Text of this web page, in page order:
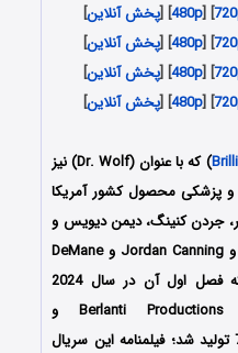
] [
480p
] [پخش آنلاین]
] [
480p
] [پخش آنلاین]
] [
480p
] [پخش آنلاین]
] [
480p
] [پخش آنلاین]
) که با عنوان (Dr. Wolf) نیز
و پزشکی محصول کشور آمریکا
جردن کنینگ، دیمن دیویس و
مگی کیلی (Lee Toland Krieger و Jordan Canning و DeMane
Davis و Maggie Kiley) است که فصل اول آن در سال 2024
میلادی توسط سه کمپانی Berlanti Productions و
1107Productions و 72nd Street تولید شد؛ فیلمنامه این سریال